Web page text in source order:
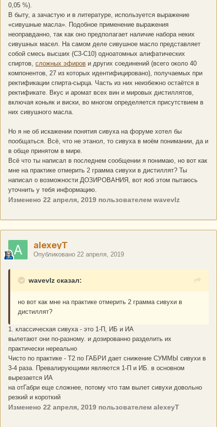
0,05 %).
В быту, а зачастую и в литературе, используется выражение
«сивушные масла». Подобное применение выражения
неоправданно, так как оно предполагает наличие набора неких
сивушных масел. На самом деле сивушное масло представляет
собой смесь высших (С3-С10) одноатомных алифатических
спиртов, сложных эфиров и других соединений (всего около 40
компонентов, 27 из которых идентифицировано), получаемых при
ректификации спирта-сырца. Часть из них неизбежно остаётся в
ректификате. Вкус и аромат всех вин и мировых дистиллятов,
включая коньяк и виски, во многом определяется присутствием в
них сивушного масла.
Но я не об искажении понятия сивуха на форуме хотел бы
пообщаться. Всё, что не этанол, то сивуха в моём понимании, да и
в обще принятом в мире.
Всё что ты написал в последнем сообщении я понимаю, но вот как
мне на практике отмерить 2 грамма сивухи в дистиллят? Ты
написал о возможности ДОЗИРОВАНИЯ, вот яоб этом пытаюсь
уточнить у тебя информацию.
Изменено 22 апреля, 2019 пользователем wavevlz
alexeyT
Опубликовано 22 апреля, 2019
wavevlz сказал:
но вот как мне на практике отмерить 2 грамма сивухи в
дистиллят?
1. классическая сивуха - это 1-П, ИБ и ИА
вылетают они по-разному. и дозированно разделить их
практически нереально
Чисто по практике - Т2 по ГАБРИ дает снижение СУММЫ сивухи в
3-4 раза. Превалирующими являются 1-П и ИБ. в основном
вырезается ИА
на отГабри еще сложнее, потому что там вылет сивухи довольно
резкий и короткий
Изменено 22 апреля, 2019 пользователем alexeyT